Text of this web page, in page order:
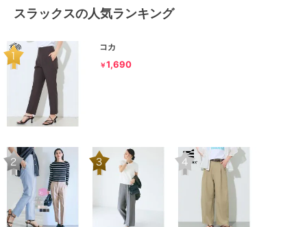
スラックスの人気ランキング
コカ
￥1,690